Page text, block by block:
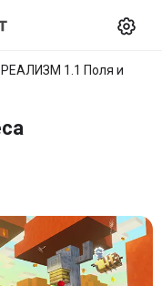
РЕАЛИЗМ 1.1 Поля и